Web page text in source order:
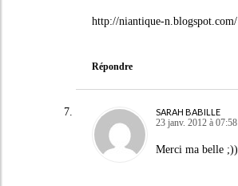
http://niantique-n.blogspot.com/
Répondre
SARAH BABILLE
23 janv. 2012 à 07:58
Merci ma belle ;))